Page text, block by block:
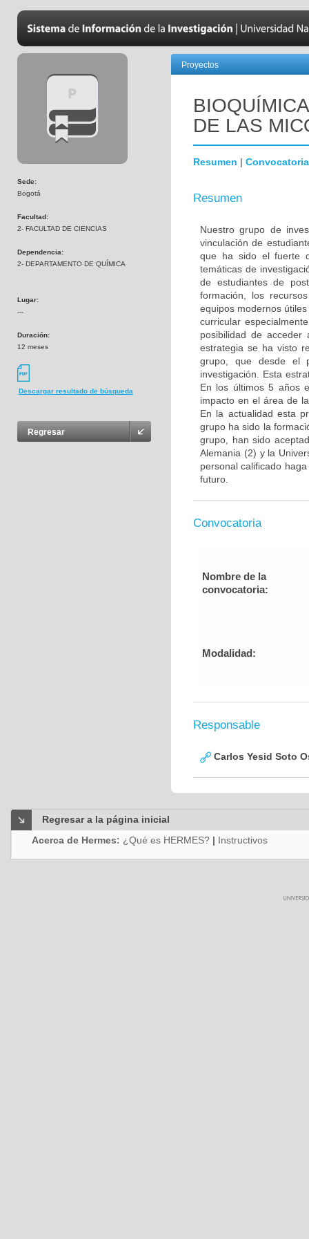
Sede:
Bogotá
Facultad:
2- FACULTAD DE CIENCIAS
Dependencia:
2- DEPARTAMENTO DE QUÍMICA
Lugar:
---
Duración:
12 meses
Descargar resultado de búsqueda
Regresar
Proyectos
DE LAS
Resumen | Convocatoria
Resumen
Nuestro grupo de
vinculación de
que ha sido el fuerte
temáticas de
de estudiantes de
formación, los
equipos modernos
curricular
posibilidad de
estrategia se ha visto
grupo, que desde el
investigación. Esta
En los últimos 5 años
impacto en el área de
En la actualidad esta
grupo ha sido la
grupo, han sido
Alemania (2) y la
personal calificado
futuro.
Convocatoria
Nombre de la
convocatoria:
Modalidad:
Responsable
Carlos Yesid Soto
Regresar a la página inicial
Acerca de Hermes: ¿Qué es HERMES? | Instructivos